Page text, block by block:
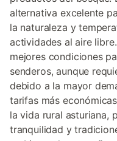
alternativa excelente
la naturaleza y
actividades al aire
mejores condiciones
senderos, aunque
debido a la mayor
tarifas más
la vida rural asturiana,
tranquilidad y